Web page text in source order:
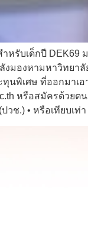
รับเด็กปี DEK69
งมองหามหาวิทยา
นพิเศษ ที่ออกมาเอ
หรือสมัครด้วยต
ช.) • หรือเทียบเท่